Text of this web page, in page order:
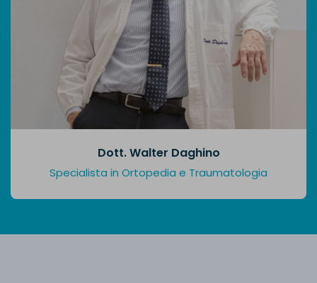
Dott. Walter Daghino
Specialista in Ortopedia e Traumatologia